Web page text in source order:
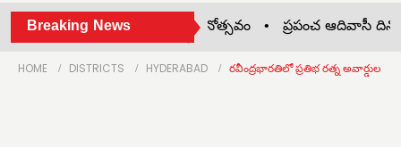
Breaking News
గూడాలలో ఘనంగా ఆదివాసి దినోత్సవం • ప్రపంచ ఆదివాసీ
HOME DISTRICTS HYDERABAD రవీంద్రభారతిలో ప్రతిభ రత్న అవార్డుల